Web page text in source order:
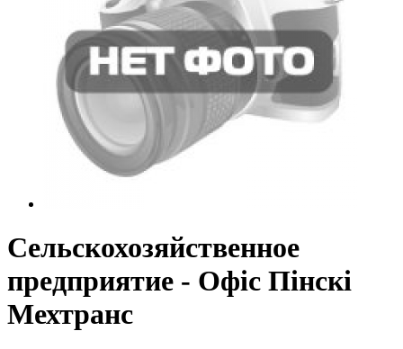
Сельскохозяйственное
предприятие - Офіс Пінскі
Мехтранс